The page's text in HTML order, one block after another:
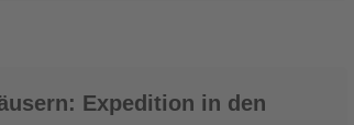
Expedition in den